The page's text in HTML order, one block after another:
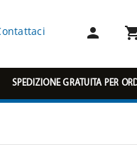

SPEDIZIONE GRATUITA PER